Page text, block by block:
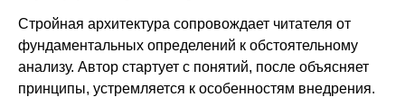
Стройная архитектура сопровождает читателя от
фундаментальных определений к обстоятельному
анализу. Автор стартует с понятий, после объясняет
принципы, устремляется к особенностям внедрения.